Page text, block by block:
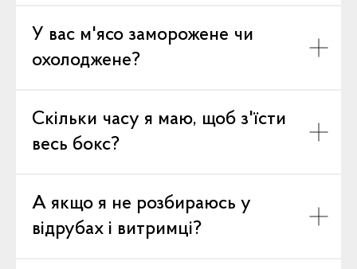
У вас м'ясо заморожене чи
охолоджене?
Скільки часу я маю, щоб з'їсти
весь бокс?
А якщо я не розбираюсь у
відрубах і витримці?